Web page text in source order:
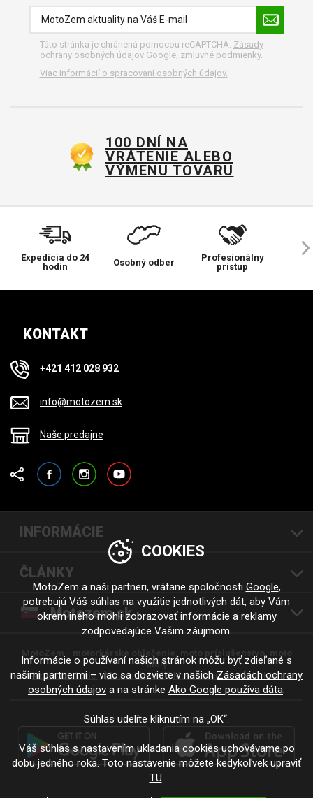
Táto stránka je chránená pomocou reCAPTCHA. Zásady
ochrany osobných údajov Google, zmluvné podmienky.
Viac informácií o spracovaní osobných údajov.
100 DNÍ NA
VRÁTENIE ALEBO
VÝMENU TOVARU
Expedícia do 24
hodín
Osobný odber
Profesionálny
prístup
KONTAKT
+421 412 028 932
info@motozem.sk
Naše predajne
FacebookInstagramYouTube
INFORMÁCIE
ČLÁNKY
Motozem.sk
MotoZem - motorkárske oblečenie, moto príslušenstvo, moto
diely
Moto oblečenie | Moto oblečení Moto oblečení - motorkáři
COOKIES
MotoZem a naši partneri, vrátane spoločnosti Google,
potrebujú Váš súhlas na využitie jednotlivých dát, aby Vám
okrem iného mohli zobrazovať informácie a reklamy
zodpovedajúce Vašim záujmom.
Informácie o používaní našich stránok môžu byť zdieľané s
našimi partnermi – viac sa dozviete v našich Zásadách ochrany
osobných údajov a na stránke Ako Google používa dáta.
Súhlas udelíte kliknutím na „OK“.
Váš súhlas s nastavením ukladania cookies uchovávame po
dobu jedného roka. Toto nastavenie môžete kedykoľvek upraviť
TU.